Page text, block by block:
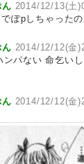
2014/12/13(土
ぽpしちゃったの
2014/12/12(金
パない 命乞い
2014/12/12(金